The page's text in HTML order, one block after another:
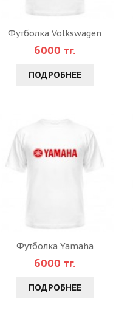
Футболка Volkswagen
6000 тг.
ПОДРОБНЕЕ
Футболка Yamaha
6000 тг.
ПОДРОБНЕЕ